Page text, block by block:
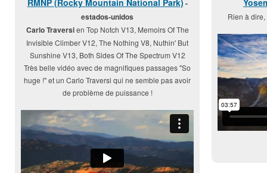
RMNP (Rocky Mountain National Park) -
estados-unidos
Carlo Traversien Top Notch V13, Memoirs Of The
Invisible Climber V12, The Nothing V8, Nuthin' But
Sunshine V13, Both Sides Of The Spectrum V12
Très belle vidéo avec de magnifiques passages "So
huge !" et un Carlo Traversi qui ne semble pas avoir
de problème de puissance !
Rien à